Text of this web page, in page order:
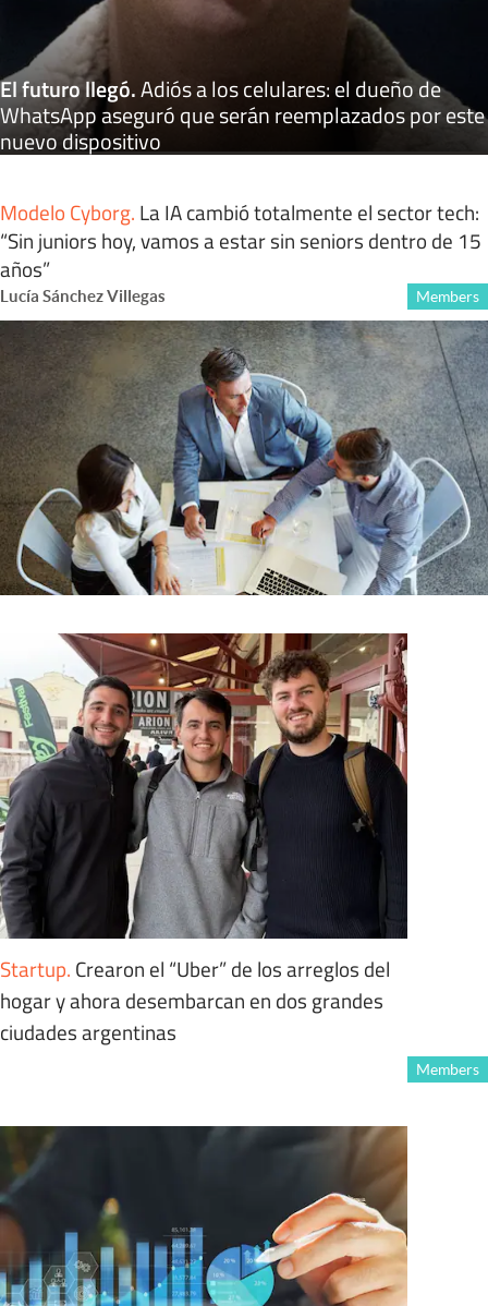
El futuro llegó.Adiós a los celulares: el dueño de
WhatsApp aseguró que serán reemplazados por este
nuevo dispositivo
Modelo Cyborg. La IA cambió totalmente el sector tech:
“Sin juniors hoy, vamos a estar sin seniors dentro de 15
años”
Lucía Sánchez Villegas Members
Startup. Crearon el “Uber” de los arreglos del
hogar y ahora desembarcan en dos grandes
ciudades argentinas
Members